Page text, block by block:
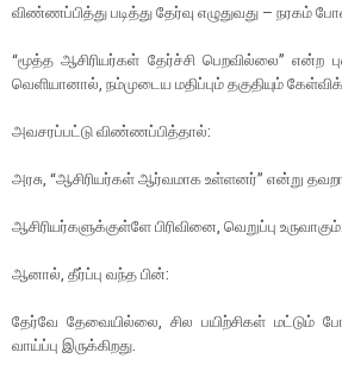
விண்ணப்பித்து படித்து தேர்வு எழுதுவது – நரகம்
“மூத்த ஆசிரியர்கள் தேர்ச்சி பெறவில்லை” என்ற
வெளியானால், நம்முடைய மதிப்பும் தகுதியும்
அவசரப்பட்டு விண்ணப்பித்தால்:
அரசு, “ஆசிரியர்கள் ஆர்வமாக உள்ளனர்” என்று
ஆசிரியர்களுக்குள்ளே பிரிவினை, வெறுப்பு உருவாகும்.
ஆனால், தீர்ப்பு வந்த பின்:
தேர்வே தேவையில்லை, சில பயிற்சிகள் மட்டும்
வாய்ப்பு இருக்கிறது.